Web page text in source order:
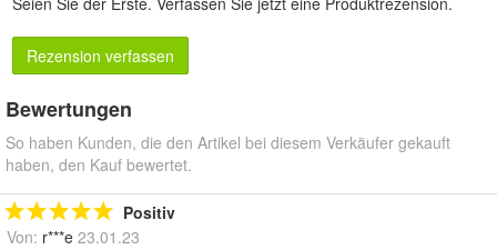
Rezension verfassen
Bewertungen
So haben Kunden, die den Artikel bei diesem Verkäufer gekauft
haben, den Kauf bewertet.
Positiv
Von: r***e 23.01.23